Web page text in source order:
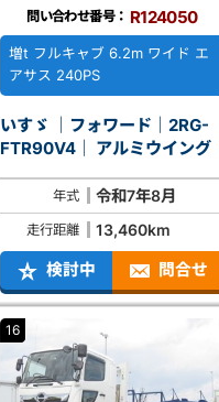
問い合わせ番号： R124050
増t フルキャブ 6.2m ワイド エ
アサス 240PS
いすゞ ｜フォワード｜2RG-
FTR90V4｜ アルミウイング
年式 令和7年8月
走行距離 13,460km
検討中 問合せ
16